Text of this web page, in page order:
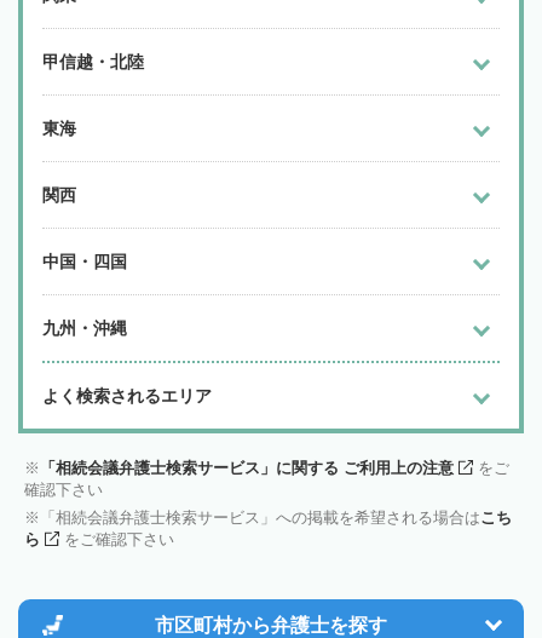
甲信越・北陸
東海
関西
中国・四国
九州・沖縄
よく検索されるエリア
「相続会議弁護士検索サービス」に関する ご利用上の注意
をご
確認下さい
「相続会議弁護士検索サービス」への掲載を希望される場合はこち
ら
をご確認下さい
市区町村から弁護士を探す